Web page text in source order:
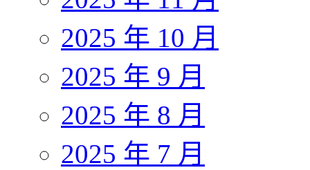
2025 年 10 月
2025 年 9 月
2025 年 8 月
2025 年 7 月